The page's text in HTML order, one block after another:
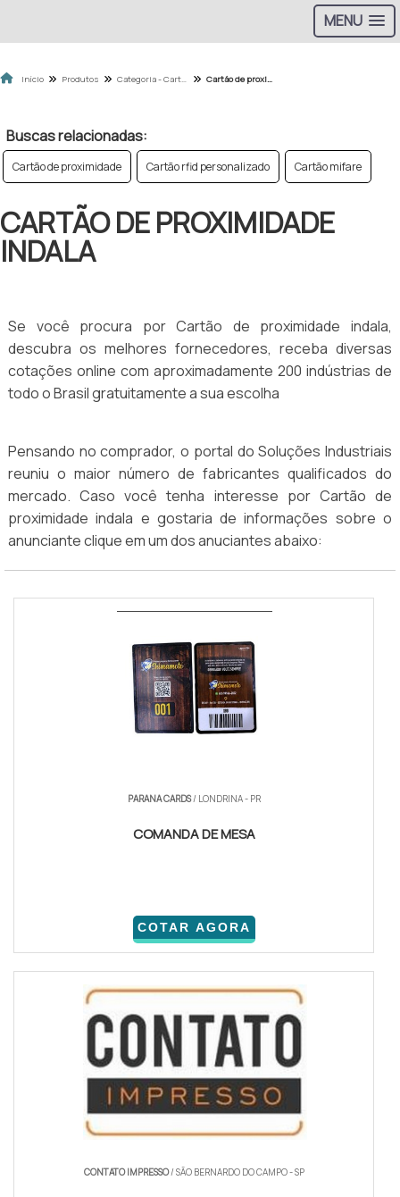
MENU
Início Produtos Categoria - Cartão de Aproximidade Cartão de proximidade indala
Buscas relacionadas:
Cartão de proximidade Cartão rfid personalizado Cartão mifare
CARTÃO DE PROXIMIDADE
INDALA
Se você procura por Cartão de proximidade indala,
descubra os melhores fornecedores, receba diversas
cotações online com aproximadamente 200 indústrias de
todo o Brasil gratuitamente a sua escolha
Pensando no comprador, o portal do Soluções Industriais
reuniu o maior número de fabricantes qualificados do
mercado. Caso você tenha interesse por Cartão de
proximidade indala e gostaria de informações sobre o
anunciante clique em um dos anuciantes abaixo:
PARANA CARDS/ LONDRINA - PR
COMANDA DE MESA
COTAR AGORA
CONTATO IMPRESSO/ SÃO BERNARDO DO CAMPO - SP